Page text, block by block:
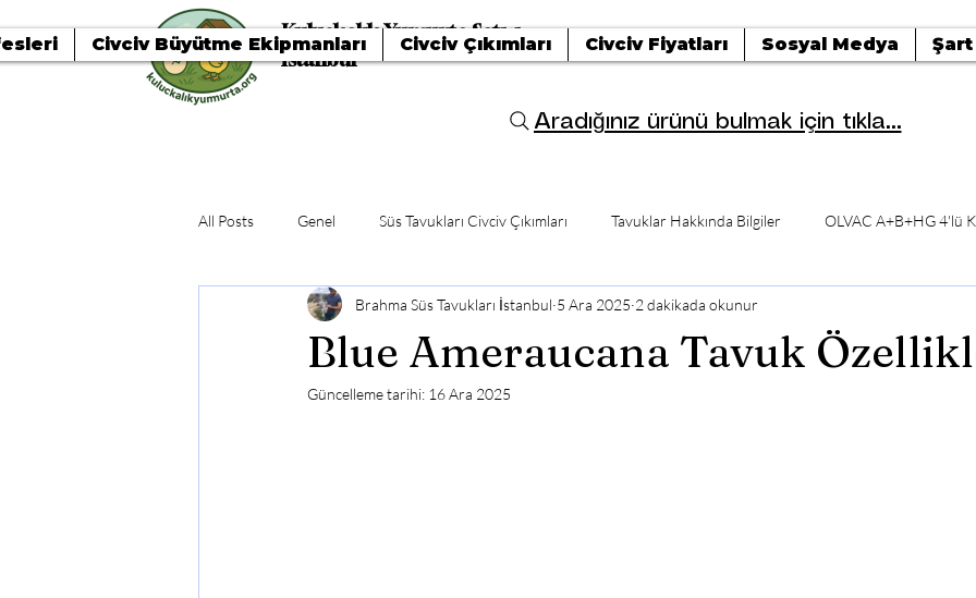
Kuluçkalık Yumurta Satışı
İstanbul
Civciv Büyütme Ekipmanları Civciv Çıkımları Civciv Fiyatları Sosyal Medya
Aradığınız ürünü bulmak için tıkla...
All Posts Genel Süs Tavukları Civciv Çıkımları Tavuklar Hakkında Bilgiler OLVAC A+B+HG 4'lü
Blue Ameraucana Tavuk
Brahma Süs Tavukları İstanbul 5 Ara 2025 2 dakikada okunur
Güncelleme tarihi: 16 Ara 2025